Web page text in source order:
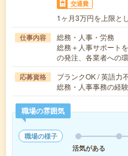
交通費
1ヶ月3万円を上限と
仕事内容
総務・人事・労務
総務＋人事サポート
の発注、各業者への
応募資格
ブランクOK / 英語力
総務・人事事務の経
職場の雰囲気
職場の様子
活気がある